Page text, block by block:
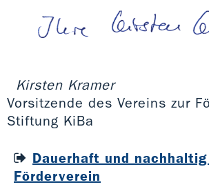
Kirsten Kramer
Vorsitzende des Vereins zur
Stiftung KiBa
Dauerhaft und
Förderverein